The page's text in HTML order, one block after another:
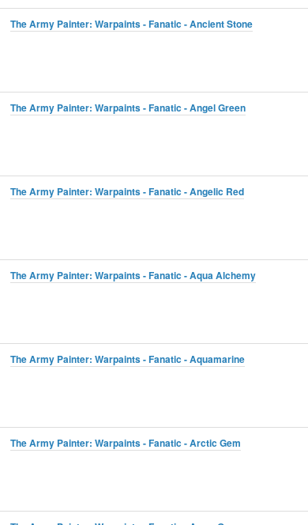
The Army Painter: Warpaints - Fanatic - Ancient Stone
The Army Painter: Warpaints - Fanatic - Angel Green
The Army Painter: Warpaints - Fanatic - Angelic Red
The Army Painter: Warpaints - Fanatic - Aqua Alchemy
The Army Painter: Warpaints - Fanatic - Aquamarine
The Army Painter: Warpaints - Fanatic - Arctic Gem